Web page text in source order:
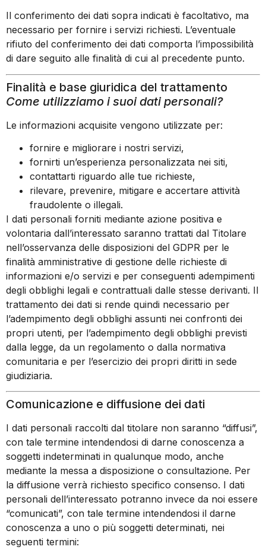
Il conferimento dei dati sopra indicati è facoltativo, ma
necessario per fornire i servizi richiesti. L’eventuale
rifiuto del conferimento dei dati comporta l’impossibilità
di dare seguito alle finalità di cui al precedente punto.
Finalità e base giuridica del trattamento
Come utilizziamo i suoi dati personali?
Le informazioni acquisite vengono utilizzate per:
fornire e migliorare i nostri servizi,
fornirti un’esperienza personalizzata nei siti,
contattarti riguardo alle tue richieste,
rilevare, prevenire, mitigare e accertare attività
fraudolente o illegali.
I dati personali forniti mediante azione positiva e
volontaria dall’interessato saranno trattati dal Titolare
nell’osservanza delle disposizioni del GDPR per le
finalità amministrative di gestione delle richieste di
informazioni e/o servizi e per conseguenti adempimenti
degli obblighi legali e contrattuali dalle stesse derivanti. Il
trattamento dei dati si rende quindi necessario per
l’adempimento degli obblighi assunti nei confronti dei
propri utenti, per l’adempimento degli obblighi previsti
dalla legge, da un regolamento o dalla normativa
comunitaria e per l’esercizio dei propri diritti in sede
giudiziaria.
Comunicazione e diffusione dei dati
I dati personali raccolti dal titolare non saranno “diffusi”,
con tale termine intendendosi di darne conoscenza a
soggetti indeterminati in qualunque modo, anche
mediante la messa a disposizione o consultazione. Per
la diffusione verrà richiesto specifico consenso. I dati
personali dell’interessato potranno invece da noi essere
“comunicati”, con tale termine intendendosi il darne
conoscenza a uno o più soggetti determinati, nei
seguenti termini: